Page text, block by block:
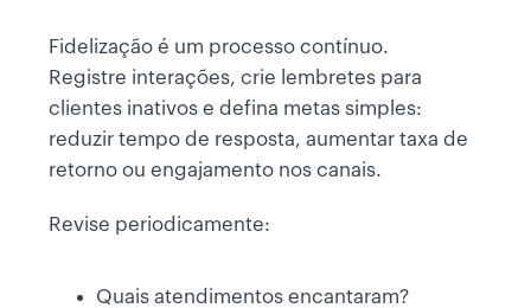
Fidelização é um processo contínuo.
Registre interações, crie lembretes para
clientes inativos e defina metas simples:
reduzir tempo de resposta, aumentar taxa de
retorno ou engajamento nos canais.
Revise periodicamente:
Quais atendimentos encantaram?